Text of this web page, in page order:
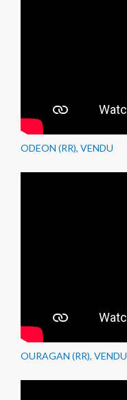
ODEON (RR), VENDU
OURAGAN (RR), VENDU